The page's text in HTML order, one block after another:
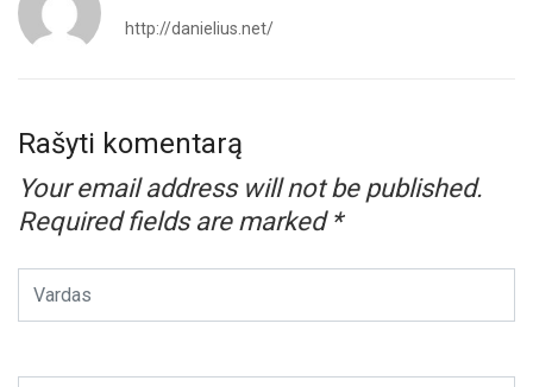
http://danielius.net/
Rašyti komentarą
Your email address will not be published.
Required fields are marked *